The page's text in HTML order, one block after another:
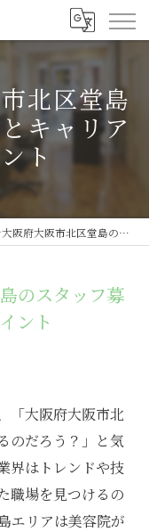
北区堂島
キャリア
ト
北区堂島のスタッフ募集情報とキャリアアップのポイント
のスタッフ募
ント
「大阪府大阪市北
のだろう？」と気
界はトレンドや技
職場を見つけるの
エリアは美容院が